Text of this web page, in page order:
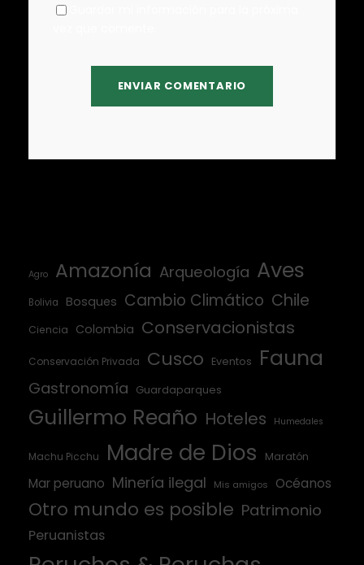
Agro Amazonía Arqueología Aves
Bolivia Bosques Cambio Climático Chile
Ciencia Colombia Conservacionistas
Conservación Privada Cusco Eventos Fauna
Gastronomía Guardaparques
Guillermo Reaño Hoteles Humedales
Machu Picchu Madre de Dios Maratón
Mar peruano Minería ilegal Mis amigos Océanos
Otro mundo es posible Patrimonio
Peruanistas